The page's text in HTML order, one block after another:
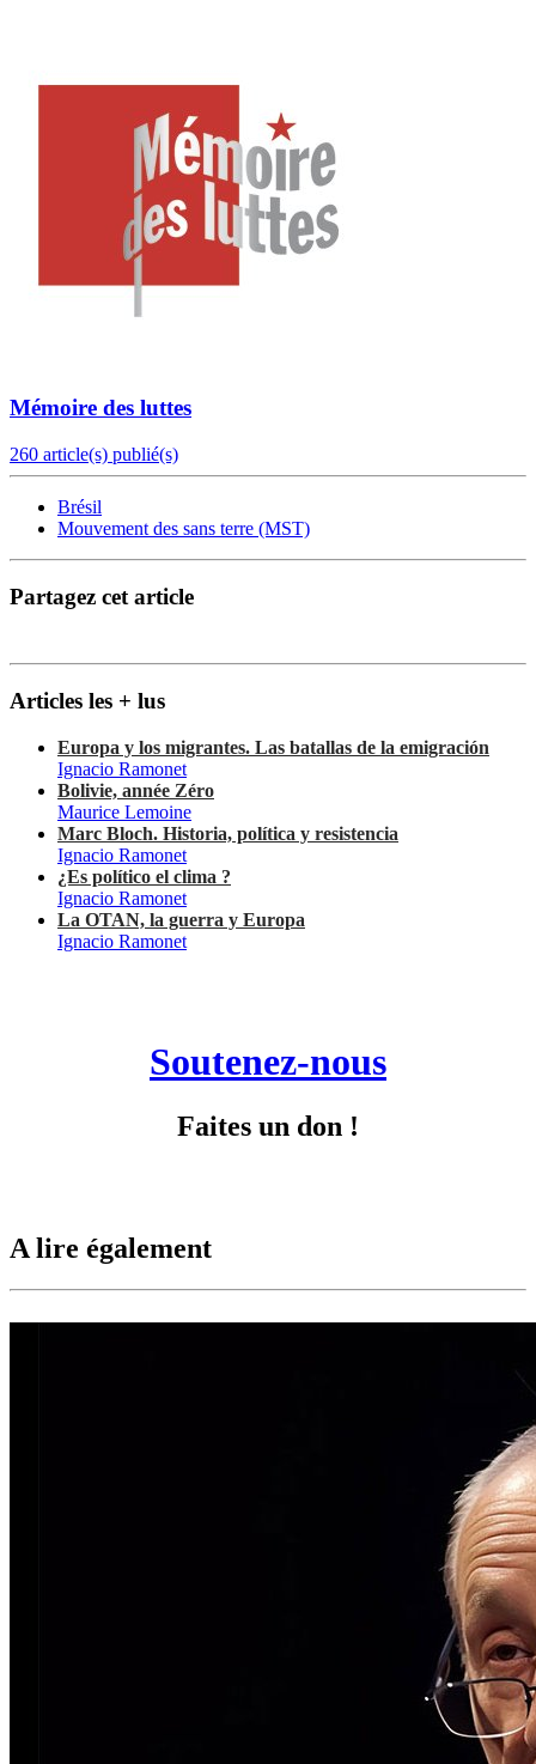
Mémoire des luttes
260 article(s) publié(s)
Brésil
Mouvement des sans terre (MST)
Partagez cet article
Articles les + lus
Europa y los migrantes. Las batallas de la emigración
Ignacio Ramonet
Bolivie, année Zéro
Maurice Lemoine
Marc Bloch. Historia, política y resistencia
Ignacio Ramonet
¿Es político el clima ?
Ignacio Ramonet
La OTAN, la guerra y Europa
Ignacio Ramonet
Soutenez-nous
Faites un don !
A lire également